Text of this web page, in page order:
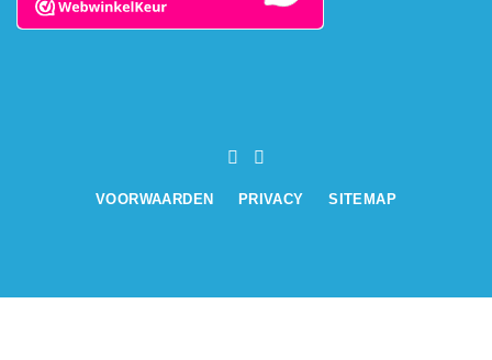
VOORWAARDEN PRIVACY SITEMAP